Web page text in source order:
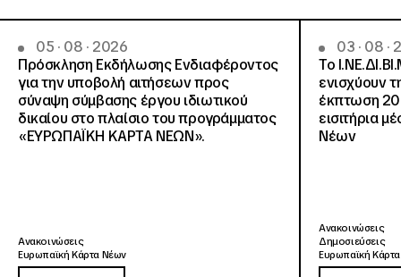
05 · 08 · 2026
Πρόσκληση Εκδήλωσης Ενδιαφέροντος
για την υποβολή αιτήσεων προς
σύναψη σύμβασης έργου ιδιωτικού
δικαίου στο πλαίσιο του προγράμματος
«ΕΥΡΩΠΑΪΚΗ ΚΑΡΤΑ ΝΕΩΝ».
Ανακοινώσεις
Ευρωπαϊκή Κάρτα Νέων
03 · 08 ·
Το
ενισχύουν
έκπτωση
εισιτήρια
Νέων
Ανακοινώσεις
Δημοσιεύσεις
Ευρωπαϊκή